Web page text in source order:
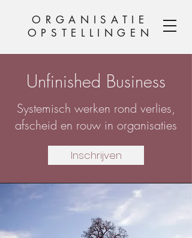
ORGANISATIE
OP STELLINGEN
Unfinished Business
Systemisch werken rond verlies,
afscheid en rouw in organisaties
Inschrijven